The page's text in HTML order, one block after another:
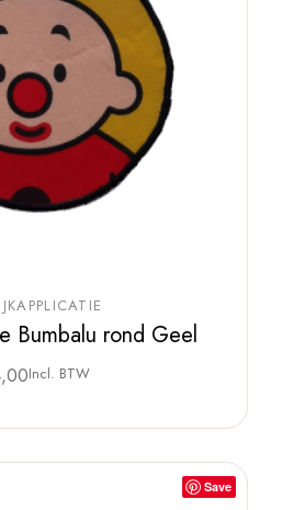
Bumbalu rond Geel
Incl. BTW
Save